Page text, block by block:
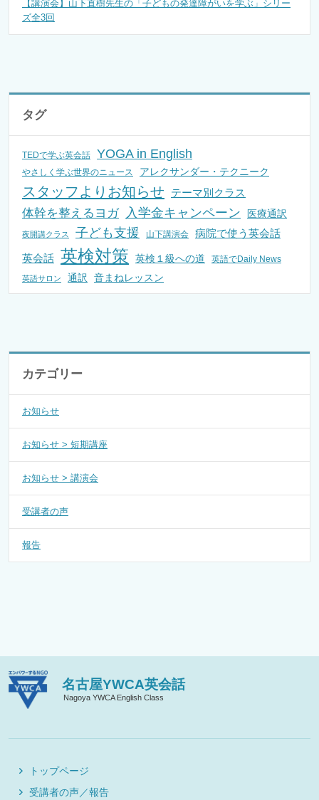
【講演会】山下直樹先生の「子どもの発達障がいを学ぶ」シリー
ズ全3回
タグ
TEDで学ぶ英会話 YOGA in English
やさしく学ぶ世界のニュース アレクサンダー・テクニーク
スタッフよりお知らせ テーマ別クラス
体幹を整えるヨガ 入学金キャンペーン 医療通訳
夜開講クラス 子ども支援 山下講演会 病院で使う英会話
英会話 英検対策 英検１級への道 英語でDaily News
英語サロン 通訳 音まねレッスン
カテゴリー
お知らせ
お知らせ > 短期講座
お知らせ > 講演会
受講者の声
報告
名古屋YWCA英会話
Nagoya YWCA English Class
トップページ
受講者の声／報告